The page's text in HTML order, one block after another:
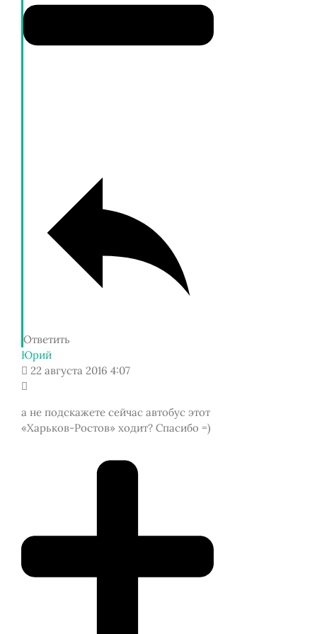
Ответить
Юрий
22 августа 2016 4:07
а не подскажете сейчас автобус этот
«Харьков-Ростов» ходит? Спасибо =)